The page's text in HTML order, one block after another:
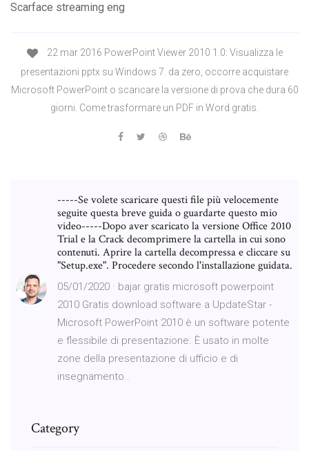
Scarface streaming eng
22 mar 2016 PowerPoint Viewer 2010 1.0: Visualizza le
presentazioni pptx su Windows 7. da zero, occorre acquistare
Microsoft PowerPoint o scaricare la versione di prova che dura 60
giorni. Come trasformare un PDF in Word gratis.
-----Se volete scaricare questi file più velocemente
seguite questa breve guida o guardarte questo mio
video-----Dopo aver scaricato la versione Office 2010
Trial e la Crack decomprimere la cartella in cui sono
contenuti. Aprire la cartella decompressa e cliccare su
"Setup.exe". Procedere secondo l'installazione guidata.
05/01/2020 · bajar gratis microsoft powerpoint
2010 Gratis download software a UpdateStar -
Microsoft PowerPoint 2010 è un software potente
e flessibile di presentazione. È usato in molte
zone della presentazione di ufficio e di
insegnamento..
Category